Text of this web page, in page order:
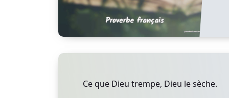
Ce que Dieu trempe, Dieu le sèche.